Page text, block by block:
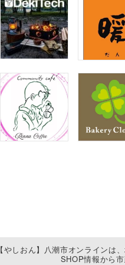
【やしおん】八潮市オンラインは
SHOP情報から